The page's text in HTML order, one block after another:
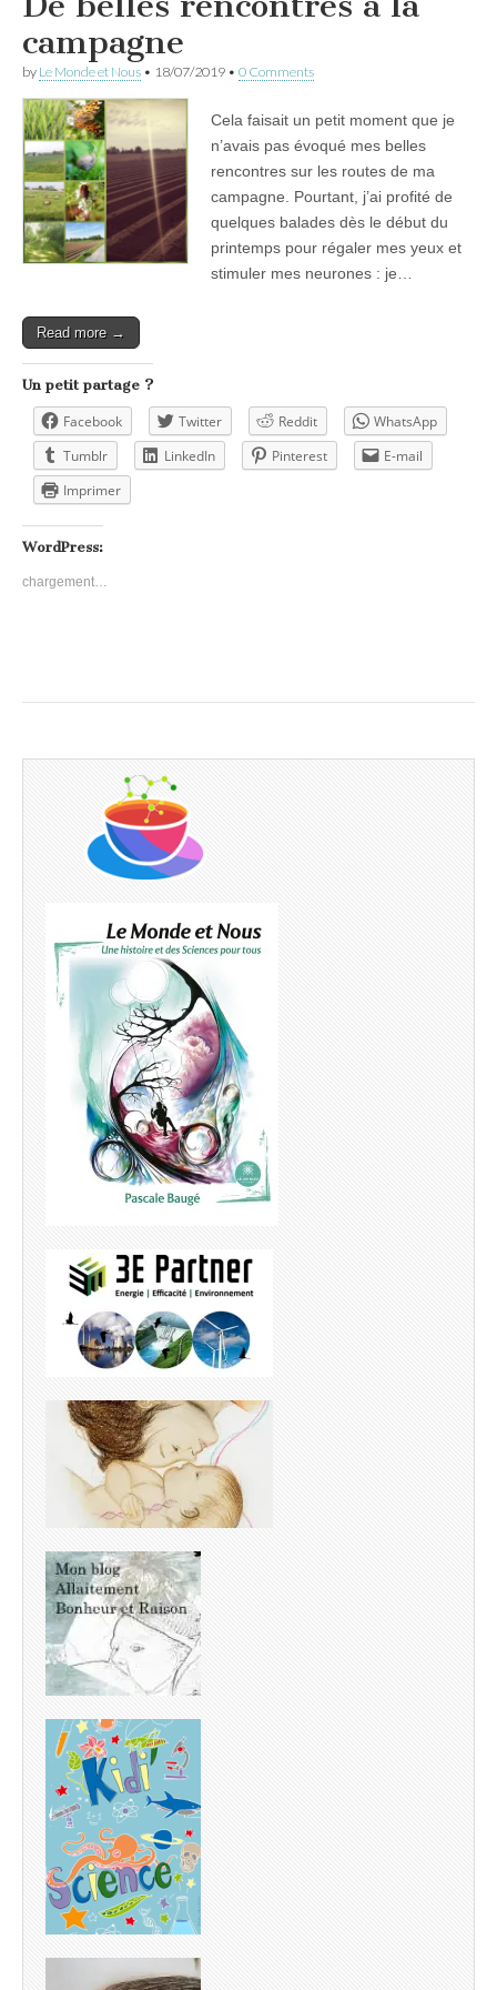
campagne
by Le Monde et Nous • 18/07/2019 • 0 Comments
Cela faisait un petit moment que je
n’avais pas évoqué mes belles
rencontres sur les routes de ma
campagne. Pourtant, j’ai profité de
quelques balades dès le début du
printemps pour régaler mes yeux et
stimuler mes neurones : je…
Read more →
Un petit partage ?
Facebook Twitter Reddit
WhatsApp
Tumblr
LinkedIn Pinterest
E-mail
Imprimer
WordPress:
chargement…